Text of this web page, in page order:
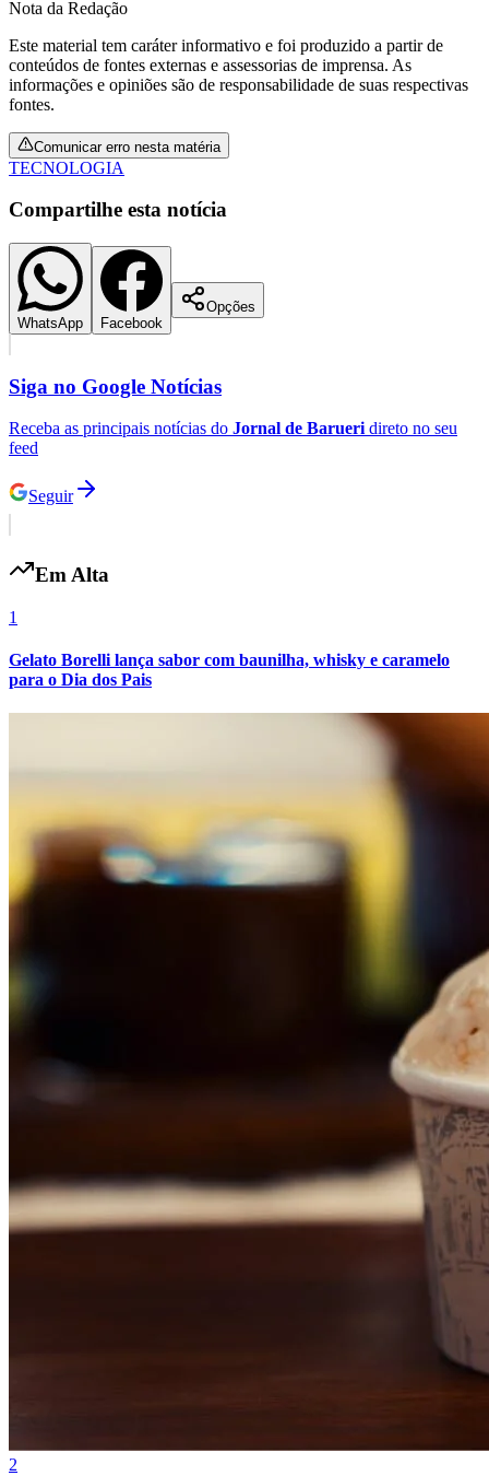
Botafogo
Nota da Redação
Este material tem caráter informativo e foi produzido a partir de
conteúdos de fontes externas e assessorias de imprensa. As
informações e opiniões são de responsabilidade de suas respectivas
fontes.
Comunicar erro nesta matéria
TECNOLOGIA
Compartilhe esta notícia
WhatsApp Facebook
Opções
Siga no Google Notícias
Receba as principais notícias do Jornal de Barueridireto no seu
feed
Seguir
Em Alta
1
Gelato Borelli lança sabor com baunilha, whisky e caramelo
para o Dia dos Pais
2